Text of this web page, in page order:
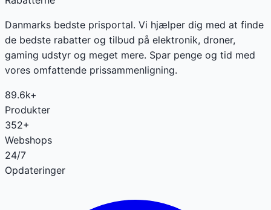
Danmarks bedste prisportal. Vi hjælper dig med at finde
de bedste rabatter og tilbud på elektronik, droner,
gaming udstyr og meget mere. Spar penge og tid med
vores omfattende prissammenligning.
89.6k+
Produkter
352+
Webshops
24/7
Opdateringer